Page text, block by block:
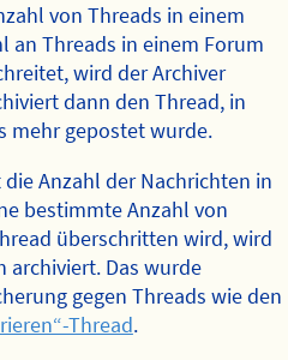
von Threads in einem
an Threads in einem Forum
wird der Archiver
dann den Thread, in
mehr gepostet wurde.
Anzahl der Nachrichten in
bestimmte Anzahl von
überschritten wird, wird
archiviert. Das wurde
gegen Threads wie den
Thread.